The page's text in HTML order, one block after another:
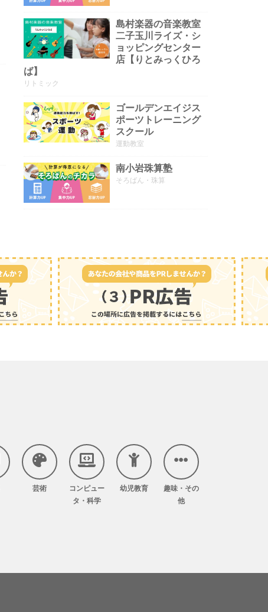
島村楽器の音楽教室
二子玉川ライズ・シ
ョッピングセンター
店【りとみっくひろ
ば】
リトミック
ゴールデンエイジス
ポーツトレーニング
スクール
運動教室
南小岩珠算塾
そろばん・珠算
芸術
コンピュー
タ・科学
幼児教育
趣味・その
他